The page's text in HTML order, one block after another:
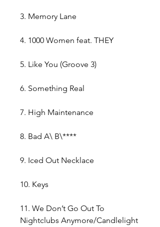
3. Memory Lane
4. 1000 Women feat. THEY
5. Like You (Groove 3)
6. Something Real
7. High Maintenance
8. Bad A\ B\****
9. Iced Out Necklace
10. Keys
11. We Don’t Go Out To
Nightclubs Anymore/Candlelight